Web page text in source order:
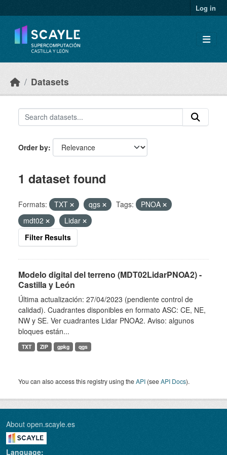
Log in
Datasets
Order by
1 dataset found
Formats: TXT qgs Tags:
PNOA
mdt02
Lidar
Filter Results
Modelo digital del terreno (MDT02LidarPNOA2) -
Castilla y León
Última actualización: 27/04/2023 (pendiente control de
calidad). Cuadrantes disponibles en formato ASC: CE, NE,
NW y SE. Ver cuadrantes Lidar PNOA2. Aviso: algunos
bloques están...
TXT ZIP gpkg qgs
You can also access this registry using theAPI (seeAPI Docs).
About open.scayle.es
Language